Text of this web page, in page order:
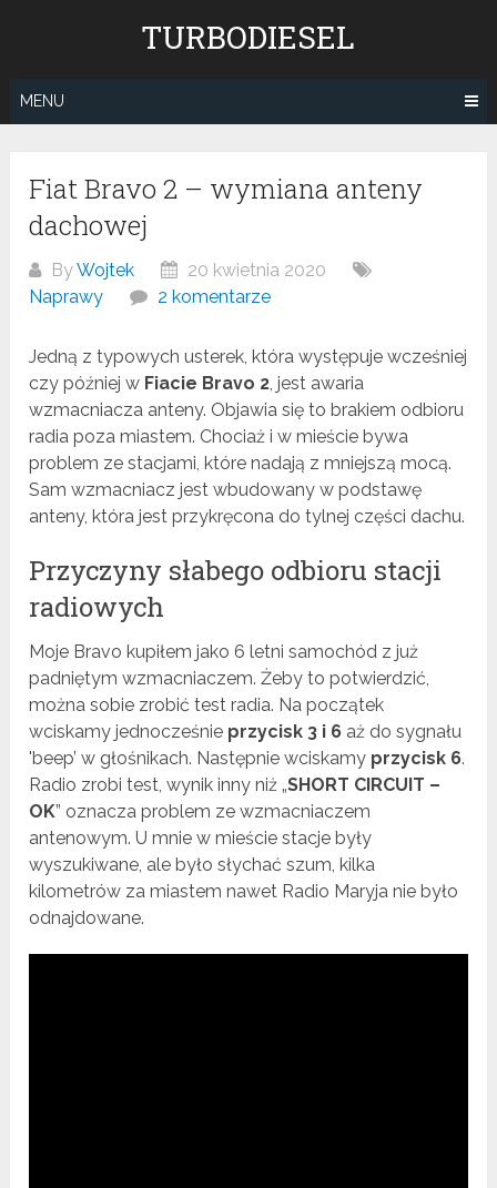
TURBODIESEL
MENU
Fiat Bravo 2 – wymiana anteny
dachowej
ByWojtek
20 kwietnia 2020
Naprawy
2 komentarze
Jedną z typowych usterek, która występuje wcześniej
czy później w Fiacie Bravo 2, jest awaria
wzmacniacza anteny. Objawia się to brakiem odbioru
radia poza miastem. Chociaż i w mieście bywa
problem ze stacjami, które nadają z mniejszą mocą.
Sam wzmacniacz jest wbudowany w podstawę
anteny, która jest przykręcona do tylnej części dachu.
Przyczyny słabego odbioru stacji
radiowych
Moje Bravo kupiłem jako 6 letni samochód z już
padniętym wzmacniaczem. Żeby to potwierdzić,
można sobie zrobić test radia. Na początek
wciskamy jednocześnie przycisk 3 i 6 aż do sygnału
'beep’ w głośnikach. Następnie wciskamy przycisk 6.
Radio zrobi test, wynik inny niż „SHORT CIRCUIT –
OK” oznacza problem ze wzmacniaczem
antenowym. U mnie w mieście stacje były
wyszukiwane, ale było słychać szum, kilka
kilometrów za miastem nawet Radio Maryja nie było
odnajdowane.